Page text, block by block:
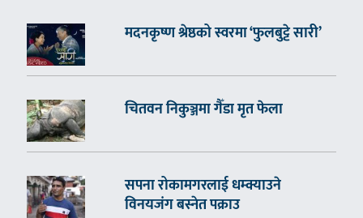
मदनकृष्ण श्रेष्ठको स्वरमा ‘फुलबुट्टे सारी’
चितवन निकुञ्जमा गैँडा मृत फेला
सपना रोकामगरलाई धम्क्याउने
विनयजंग बस्नेत पक्राउ